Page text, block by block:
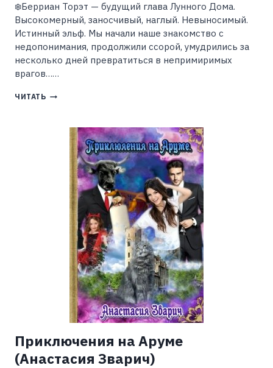
❄️Берриан Торэт — будущий глава Лунного Дома.
Высокомерный, заносчивый, наглый. Невыносимый.
Истинный эльф. Мы начали наше знакомство с
недопонимания, продолжили ссорой, умудрились за
несколько дней превратиться в непримиримых
врагов……
ЧИТАТЬ МОЙ
ВЛЮБИТЬСЯ
(АЛИСА
АРДОВА)
Приключения на Аруме
(Анастасия Зварич)